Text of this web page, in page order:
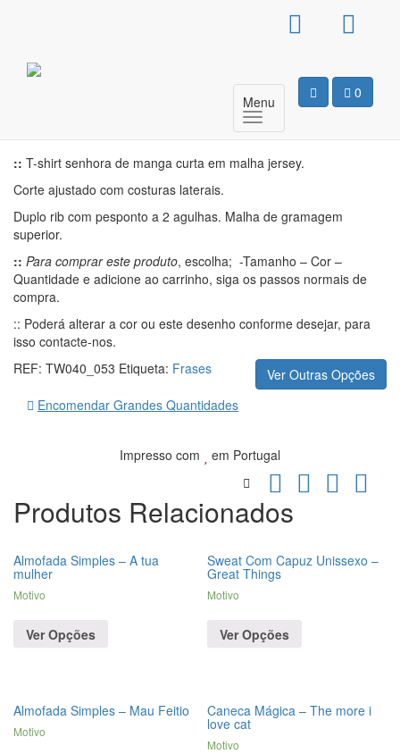
0
Menu
T-Shirt Básica Senhora –
Eat, Sleep, Game
:: T-shirt senhora de manga curta em malha jersey.
Corte ajustado com costuras laterais.
Duplo rib com pesponto a 2 agulhas. Malha de gramagem
superior.
:: Para comprar este produto, escolha; -Tamanho – Cor –
Quantidade e adicione ao carrinho, siga os passos normais de
compra.
:: Poderá alterar a cor ou este desenho conforme desejar, para
isso contacte-nos.
Ver Outras Opções
REF: TW040_053 Etiqueta: Frases
Encomendar Grandes Quantidades
Impresso com em Portugal
Produtos Relacionados
Almofada Simples – A tua
mulher
Motivo
Ver Opções
Sweat Com Capuz Unissexo –
Great Things
Motivo
Ver Opções
Almofada Simples – Mau Feitio
Motivo
Caneca Mágica – The more i
love cat
Motivo